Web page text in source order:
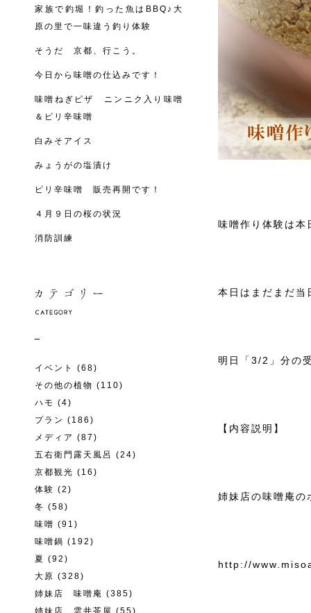
家族で釣堀！釣った魚はBBQ♪大
原の里で一味違う釣り体験
そうだ 京都、行こう。
今日から味噌の仕込みです！
味噌ねぎピザ ニンニク入り味噌
＆ピリ辛味噌
白みそアイス
みょうがの塩漬け
ピリ辛味噌 販売再開です！
４月９日の桜の状況
消防訓練
イベント
(68)
その他の植物 (110)
ハモ (4)
プラン (186)
メディア (87)
五右衛門露天風呂 (24)
京都観光 (16)
体験 (2)
冬 (58)
味噌 (91)
味噌鍋 (192)
夏 (92)
大原 (328)
姉妹店 味噌庵 (385)
姉妹店 雲井茶屋 (55)
味噌作り体験は本
本日はまだまだ当
明日「3/2」分の
【内容説明】
姉妹店の味噌庵の
http://